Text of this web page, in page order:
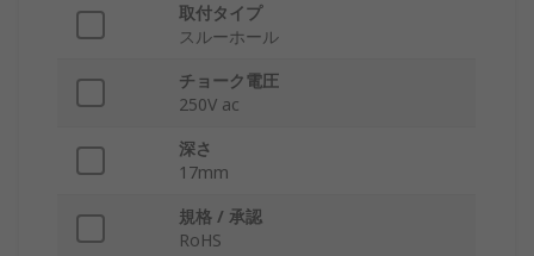
取付タイプ
スルーホール
チョーク電圧
250V ac
深さ
17mm
規格 / 承認
RoHS